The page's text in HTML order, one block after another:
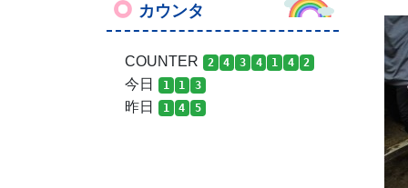
カウンタ
COUNTER 2 4 3 4 1 4 2
今日 1 1 3
昨日 1 4 5